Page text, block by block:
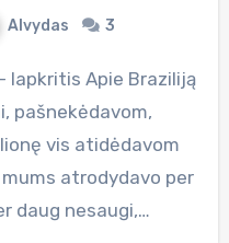
Alvydas 3
pašnekėdavom,
vis atidėdavom
atrodydavo per
daug nesaugi,…